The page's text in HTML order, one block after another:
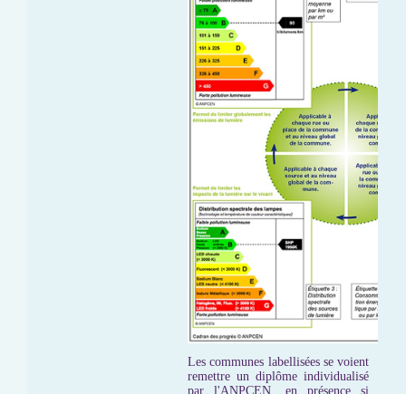
Les communes labellisées se voient
remettre un diplôme individualisé
par l'ANPCEN, en présence si